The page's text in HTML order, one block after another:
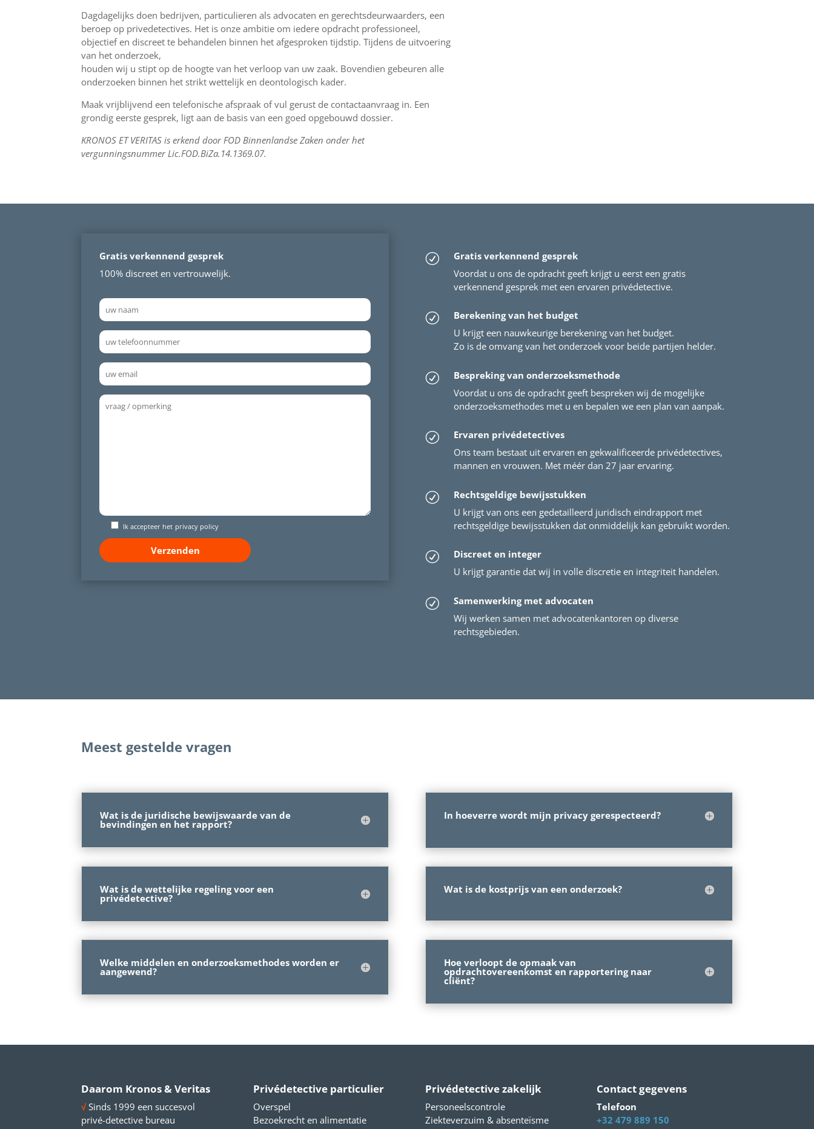
Dagdagelijks doen bedrijven, particulieren als advocaten en gerechtsdeurwaarders, een
beroep op privedetectives. Het is onze ambitie om iedere opdracht professioneel,
objectief en discreet te behandelen binnen het afgesproken tijdstip. Tijdens de uitvoering
van het onderzoek,
houden wij u stipt op de hoogte van het verloop van uw zaak. Bovendien gebeuren alle
onderzoeken binnen het strikt wettelijk en deontologisch kader.
Maak vrijblijvend een telefonische afspraak of vul gerust de contactaanvraag in. Een
grondig eerste gesprek, ligt aan de basis van een goed opgebouwd dossier.
KRONOS ET VERITAS is erkend door FOD Binnenlandse Zaken onder het
vergunningsnummer Lic.FOD.BiZa.14.1369.07.
Gratis verkennend gesprek
100% discreet en vertrouwelijk.
Ik accepteer het privacy policy
R
Gratis verkennend gesprek
Voordat u ons de opdracht geeft krijgt u eerst een gratis
verkennend gesprek met een ervaren privédetective.
R
Berekening van het budget
U krijgt een nauwkeurige berekening van het budget.
Zo is de omvang van het onderzoek voor beide partijen helder.
R
Bespreking van onderzoeksmethode
Voordat u ons de opdracht geeft bespreken wij de mogelijke
onderzoeksmethodes met u en bepalen we een plan van aanpak.
R
Ervaren privédetectives
Ons team bestaat uit ervaren en gekwalificeerde privédetectives,
mannen en vrouwen. Met méér dan 27 jaar ervaring.
R
Rechtsgeldige bewijsstukken
U krijgt van ons een gedetailleerd juridisch eindrapport met
rechtsgeldige bewijsstukken dat onmiddelijk kan gebruikt worden.
R
Discreet en integer
U krijgt garantie dat wij in volle discretie en integriteit handelen.
R
Samenwerking met advocaten
Wij werken samen met advocatenkantoren op diverse
rechtsgebieden.
Meest gestelde vragen
Wat is de juridische bewijswaarde van de
bevindingen en het rapport?
Wat is de wettelijke regeling voor een
privédetective?
Welke middelen en onderzoeksmethodes worden er
aangewend?
In hoeverre wordt mijn privacy gerespecteerd?
Wat is de kostprijs van een onderzoek?
Hoe verloopt de opmaak van
opdrachtovereenkomst en rapportering naar
cliënt?
Daarom Kronos & Veritas
√Sinds 1999 een succesvol
privé-detective bureau
Privédetective particulier
Overspel
Bezoekrecht en alimentatie
Privédetective zakelijk
Personeelscontrole
Ziekteverzuim & absenteïsme
Contact gegevens
Telefoon
+32 479 889 150